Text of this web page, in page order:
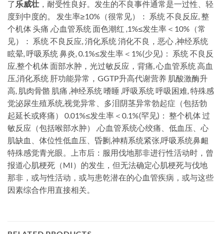
了乐威壮 ，耐受性良好。发生的不良事件通常是一过性、轻
度到中度的。 发生率≥10%（很常见）： 系统 不良反应, 整
个机体 头痛 ,心血管系统 面色潮红 ,1%≤发生率＜10%（常
见）： 系统 不良反应, 消化系统 消化不良，恶心 ,神经系统
眩晕, 呼吸系统 鼻炎, 0.1%≤发生率＜1%(少见)： 系统 不良反
应,整个机体 面部水肿，光过敏反应，背痛, 心血管系统 高血
压,消化系统 肝功能异常，GGTP升高代谢营养 肌酸激酶升
高, 肌肉骨骼 肌痛 ,神经系统 嗜睡 ,呼吸系统 呼吸困难, 特殊感
觉泌尿生殖系统,视觉异常、多泪阴茎异常勃起症（包括勃
起延长或疼痛） 0.01%≤发生率＜0.1%(罕见)： 整个机体 过
敏反应（包括喉部水肿） ,心血管系统心绞痛、低血压、心
肌缺血、体位性低血压、昏劂,神精系统紧张,呼吸系统鼻衄
特殊感觉青光眼。上市后：服用伐地那非进行性活动时，曾
报道心肌梗死（MI）的发生，但无法确定心肌梗死与伐地
那非，或与性活动，或与患乾潜在的心血管疾病，或与这些
因素综合作用直接相关。